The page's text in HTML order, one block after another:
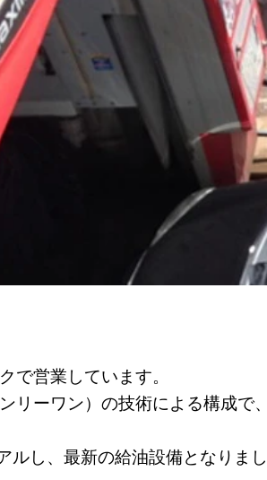
で営業しています。
リーワン）の技術による構成で
し、最新の給油設備となりまし